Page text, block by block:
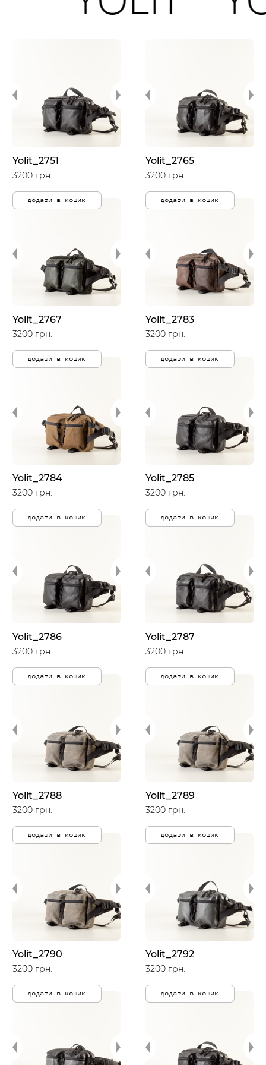
Yolit_2751
3200 грн.
додати в кошик
Yolit_2765
3200 грн.
додати в кошик
Yolit_2767
3200 грн.
додати в кошик
Yolit_2783
3200 грн.
додати в кошик
Yolit_2784
3200 грн.
додати в кошик
Yolit_2785
3200 грн.
додати в кошик
Yolit_2786
3200 грн.
додати в кошик
Yolit_2787
3200 грн.
додати в кошик
Yolit_2788
3200 грн.
додати в кошик
Yolit_2789
3200 грн.
додати в кошик
Yolit_2790
3200 грн.
додати в кошик
Yolit_2792
3200 грн.
додати в кошик